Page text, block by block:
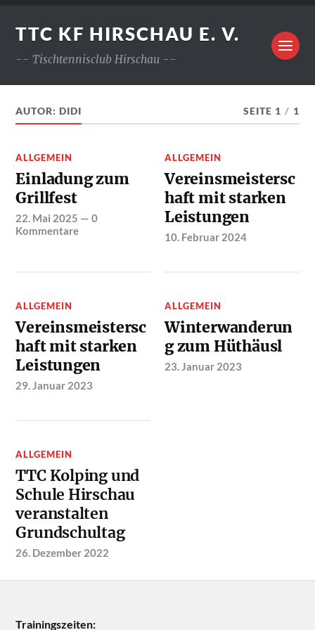
TTC KF HIRSCHAU E. V.
-- Tischtennisclub Hirschau --
AUTOR:DIDI SEITE 1 / 1
ALLGEMEIN
Einladung zum
Grillfest
22. Mai 2025 —0
Kommentare
ALLGEMEIN
Vereinsmeistersc
haft mit starken
Leistungen
10. Februar 2024
ALLGEMEIN
Vereinsmeistersc
haft mit starken
Leistungen
29. Januar 2023
ALLGEMEIN
Winterwanderun
g zum Hüthäusl
23. Januar 2023
ALLGEMEIN
TTC Kolping und
Schule Hirschau
veranstalten
Grundschultag
26. Dezember 2022
Trainingszeiten: